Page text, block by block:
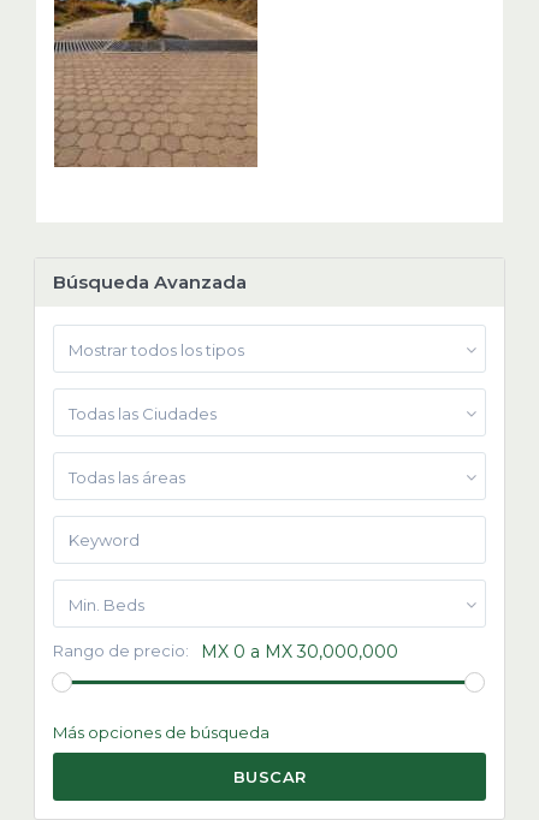
Búsqueda Avanzada
Mostrar todos los tipos
Todas las Ciudades
Todas las áreas
Min. Beds
Rango de precio: MX 0 a MX 30,000,000
Más opciones de búsqueda
BUSCAR